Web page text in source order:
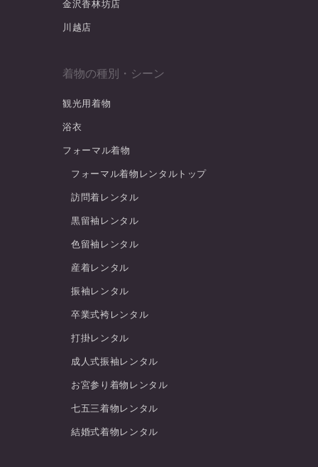
金沢香林坊店
川越店
着物の種別・シーン
観光用着物
浴衣
フォーマル着物
フォーマル着物レンタルトップ
訪問着レンタル
黒留袖レンタル
色留袖レンタル
産着レンタル
振袖レンタル
卒業式袴レンタル
打掛レンタル
成人式振袖レンタル
お宮参り着物レンタル
七五三着物レンタル
結婚式着物レンタル